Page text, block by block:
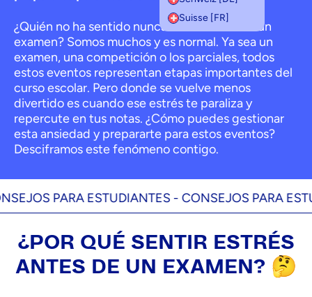
Suisse [FR]
¿Quién no ha sentido nunca estrés antes de un
examen? Somos muchos y es normal. Ya sea un
examen, una competición o los parciales, todos
estos eventos representan etapas importantes del
curso escolar. Pero donde se vuelve menos
divertido es cuando ese estrés te paraliza y
repercute en tus notas. ¿Cómo puedes gestionar
esta ansiedad y prepararte para estos eventos?
Desciframos este fenómeno contigo.
PARA ESTUDIANTES -CONSEJOS PARA
¿POR QUÉ SENTIR ESTRÉS
ANTES DE UN EXAMEN? 🤔